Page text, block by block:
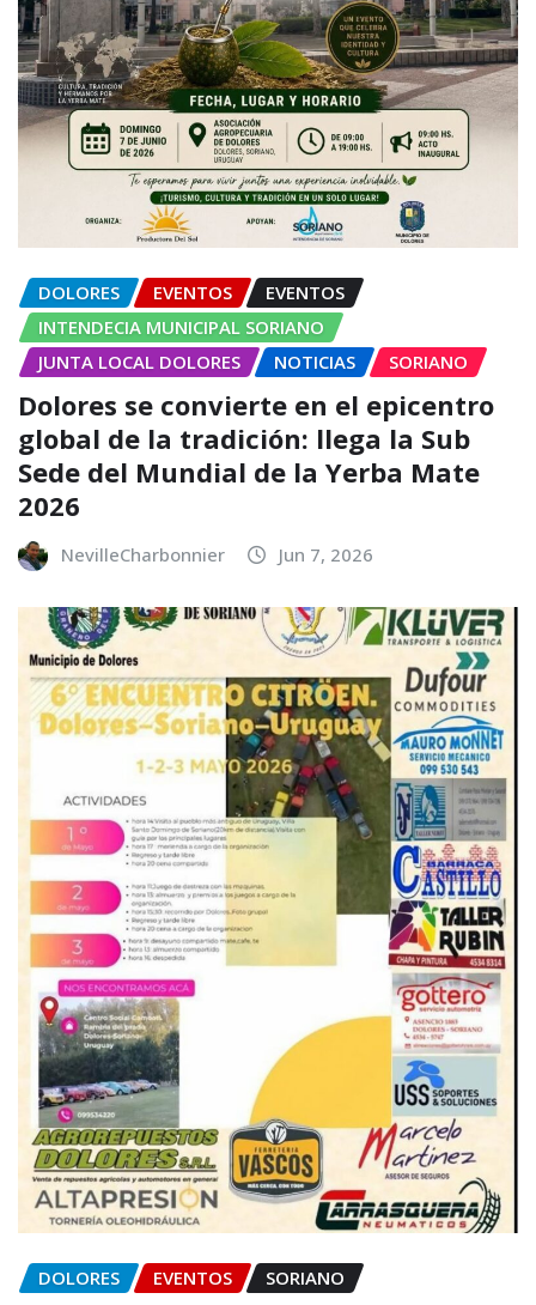
DOLORES EVENTOS
EVENTOS
INTENDECIA MUNICIPAL SORIANO
JUNTA LOCAL DOLORES
NOTICIAS SORIANO
Dolores se convierte en el epicentro
global de la tradición: llega la Sub
Sede del Mundial de la Yerba Mate
2026
NevilleCharbonnier Jun 7, 2026
DOLORES EVENTOS SORIANO